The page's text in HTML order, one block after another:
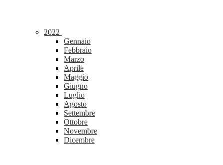
2022
Gennaio
Febbraio
Marzo
Aprile
Maggio
Giugno
Luglio
Agosto
Settembre
Ottobre
Novembre
Dicembre